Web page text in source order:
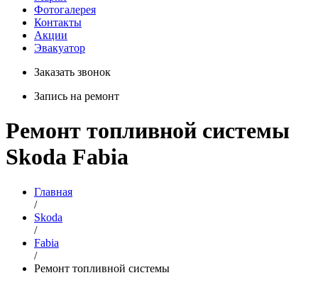
Фотогалерея
Контакты
Акции
Эвакуатор
Заказать звонок
Запись на ремонт
Ремонт топливной системы
Skoda Fabia
Главная
/
Skoda
/
Fabia
/
Ремонт топливной системы